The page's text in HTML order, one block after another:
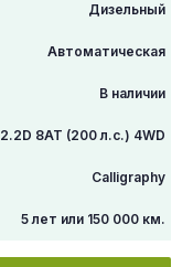
Дизельный
Автоматическая
В наличии
2.2D 8AT (200 л.с.) 4WD
Calligraphy
5 лет или 150 000 км.